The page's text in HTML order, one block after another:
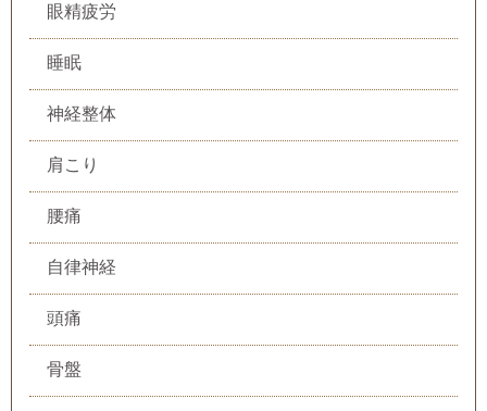
眼精疲労
睡眠
神経整体
肩こり
腰痛
自律神経
頭痛
骨盤